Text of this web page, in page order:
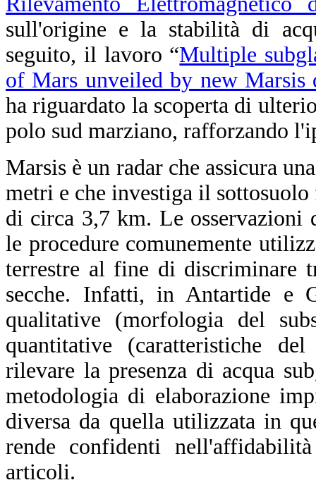
sull'origine e la stabilità di
seguito, il lavoro “Multiple
of Mars unveiled by new Marsis
ha riguardato la scoperta di
polo sud marziano, rafforzando
Marsis è un radar che assicura
metri e che investiga il
di circa 3,7 km. Le osservazioni
le procedure comunemente
terrestre al fine di discriminare
secche. Infatti, in Antartide e
qualitative (morfologia del
quantitative (caratteristiche
rilevare la presenza di acqua
metodologia di elaborazione
diversa da quella utilizzata in
rende confidenti
articoli.